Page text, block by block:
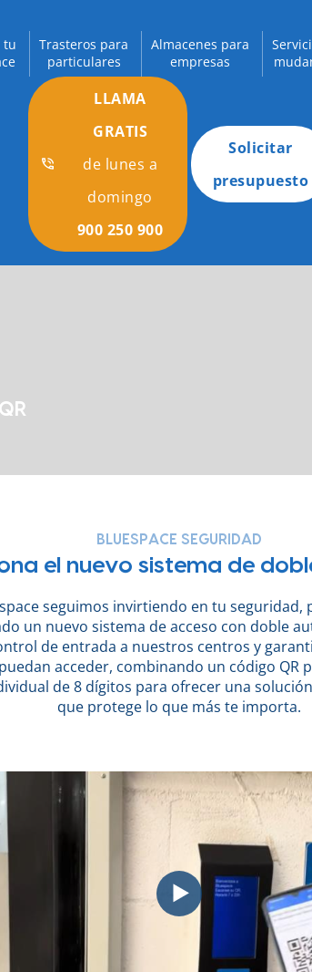
tu
Trasteros para
particulares
Almacenes para
empresas
LLAMA
GRATIS
de lunes a
domingo
900 250 900
Solicitar
presupuesto
BLUESPACE SEGURIDAD
el nuevo sistema de
seguimos invirtiendo en tu seguridad,
un nuevo sistema de acceso con doble
de entrada a nuestros centros y
acceder, combinando un código QR
de 8 dígitos para ofrecer una
que protege lo que más te importa.